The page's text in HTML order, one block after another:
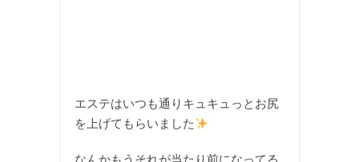
エステはいつも通りキュキュっとお尻
を上げてもらいました